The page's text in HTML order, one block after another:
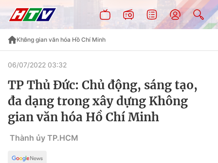
Không gian văn hóa Hồ Chí Minh
06/07/2022 03:32
TP Thủ Đức: Chủ động, sáng tạo,
đa dạng trong xây dựng Không
gian văn hóa Hồ Chí Minh
Thành ủy TP.HCM